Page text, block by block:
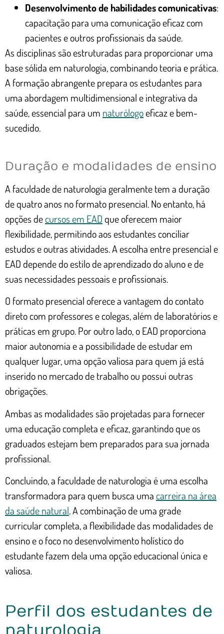
Desenvolvimento de habilidades comunicativas:
capacitação para uma comunicação eficaz com
pacientes e outros profissionais da saúde.
As disciplinas são estruturadas para proporcionar uma
base sólida em naturologia, combinando teoria e prática.
A formação abrangente prepara os estudantes para
uma abordagem multidimensional e integrativa da
saúde, essencial para um naturólogoeficaz e bem-
sucedido.
Duração e modalidades de ensino
A faculdade de naturologia geralmente tem a duração
de quatro anos no formato presencial. No entanto, há
opções decursos em EADque oferecem maior
flexibilidade, permitindo aos estudantes conciliar
estudos e outras atividades. A escolha entre presencial e
EAD depende do estilo de aprendizado do aluno e de
suas necessidades pessoais e profissionais.
O formato presencial oferece a vantagem do contato
direto com professores e colegas, além de laboratórios e
práticas em grupo. Por outro lado, o EAD proporciona
maior autonomia e a possibilidade de estudar em
qualquer lugar, uma opção valiosa para quem já está
inserido no mercado de trabalho ou possui outras
obrigações.
Ambas as modalidades são projetadas para fornecer
uma educação completa e eficaz, garantindo que os
graduados estejam bem preparados para sua jornada
profissional.
Concluindo, a faculdade de naturologia é uma escolha
transformadora para quem busca uma carreira na área
da saúde natural. A combinação de uma grade
curricular completa, a flexibilidade das modalidades de
ensino e o foco no desenvolvimento holístico do
estudante fazem dela uma opção educacional única e
valiosa.
Perfil dos estudantes de